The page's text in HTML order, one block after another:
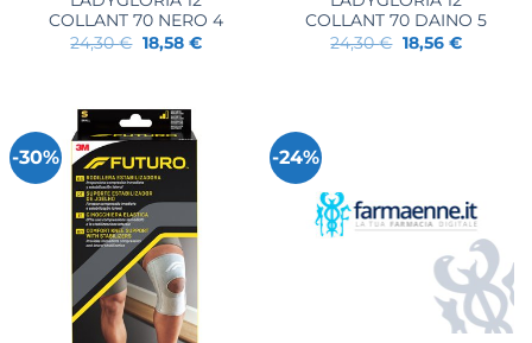
COLLANT 70 NERO 4
24,30€ Il
prezzo
18,58 €Il
COLLANT 70 DAINO 5
24,30€ Il
prezzo
18,56 €Il
-30% -24%